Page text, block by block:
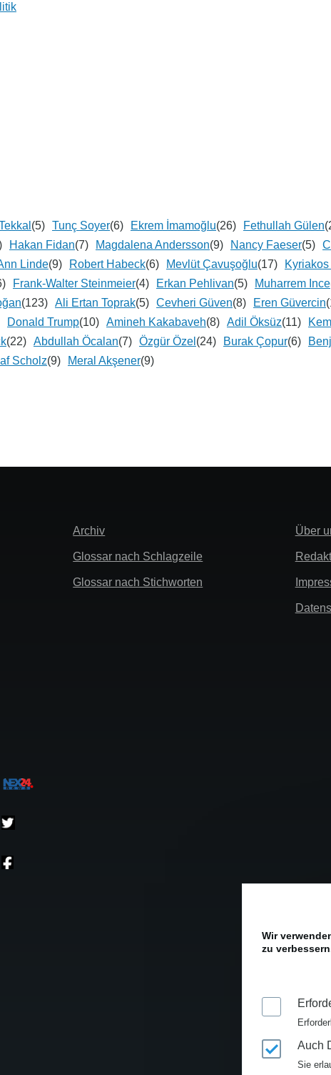
(5) Tunç Soyer(6) Ekrem İmamoğlu(26) Fethullah Gülen
Hakan Fidan(7) Magdalena Andersson(9) Nancy Faeser(5)
Linde(9) Robert Habeck(6) Mevlüt Çavuşoğlu(17)
Frank-Walter Steinmeier(4) Erkan Pehlivan(5) Muharrem Ince
(123) Ali Ertan Toprak(5) Cevheri Güven(8) Eren Güvercin
Donald Trump(10) Amineh Kakabaveh(8) Adil Öksüz(11)
(22) Abdullah Öcalan(7) Özgür Özel (24) Burak Çopur(6)
Scholz(9) Meral Akşener(9)
Extra
Archiv
Glossar nach Schlagzeile
Glossar nach Stichworten
Links
Info
Über
Wir
zu
Auch
Sie